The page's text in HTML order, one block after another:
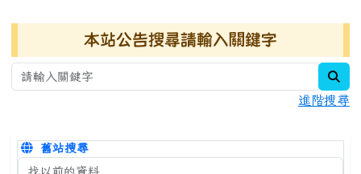
本站公告搜尋請輸入關鍵字
進階搜尋
舊站搜尋
搜尋台南市永康國小全球資訊網關鍵字